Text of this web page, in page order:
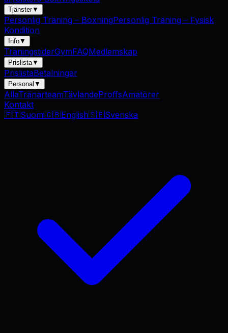
Tjänster▼
Personlig Träning – BoxningPersonlig Träning – Fysisk
Kondition
Info▼
TräningstiderGymFAQMedlemskap
Prislista▼
PrislistaBetalningar
Personal ▼
AllaTränarteamTävlandeProffsAmatörer
Kontakt
🇫🇮Suomi🇬🇧English🇸🇪Svenska